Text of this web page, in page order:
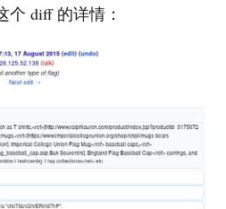
个 diff 的详情：